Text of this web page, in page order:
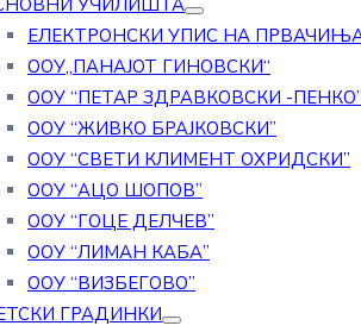
УЧИЛИШТА
ЕЛЕКТРОНСКИ УПИС НА
ООУ„ПАНАЈОТ ГИНОВСКИ“
ООУ “ПЕТАР ЗДРАВКОВСКИ -ПЕНКО”
ООУ “ЖИВКО БРАЈКОВСКИ”
ООУ “СВЕТИ КЛИМЕНТ ОХРИДСКИ”
ООУ “АЦО ШОПОВ”
ООУ “ГОЦЕ ДЕЛЧЕВ”
ООУ “ЛИМАН КАБА”
ООУ “ВИЗБЕГОВО”
ГРАДИНКИ